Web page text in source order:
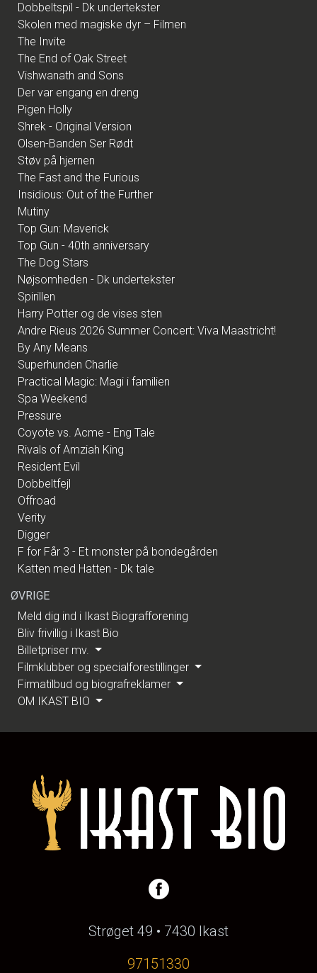
Dobbeltspil - Dk undertekster
Skolen med magiske dyr – Filmen
The Invite
The End of Oak Street
Vishwanath and Sons
Der var engang en dreng
Pigen Holly
Shrek - Original Version
Olsen-Banden Ser Rødt
Støv på hjernen
The Fast and the Furious
Insidious: Out of the Further
Mutiny
Top Gun: Maverick
Top Gun - 40th anniversary
The Dog Stars
Nøjsomheden - Dk undertekster
Spirillen
Harry Potter og de vises sten
Andre Rieus 2026 Summer Concert: Viva Maastricht!
By Any Means
Superhunden Charlie
Practical Magic: Magi i familien
Spa Weekend
Pressure
Coyote vs. Acme - Eng Tale
Rivals of Amziah King
Resident Evil
Dobbeltfejl
Offroad
Verity
Digger
F for Får 3 - Et monster på bondegården
Katten med Hatten - Dk tale
ØVRIGE
Meld dig ind i Ikast Biografforening
Bliv frivillig i Ikast Bio
Billetpriser mv.
Filmklubber og specialforestillinger
Firmatilbud og biografreklamer
OM IKAST BIO
Strøget 49 • 7430 Ikast
97151330